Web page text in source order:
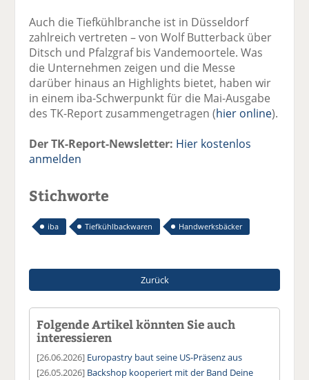
Auch die Tiefkühlbranche ist in Düsseldorf
zahlreich vertreten – von Wolf Butterback über
Ditsch und Pfalzgraf bis Vandemoortele. Was
die Unternehmen zeigen und die Messe
darüber hinaus an Highlights bietet, haben wir
in einem iba-Schwerpunkt für die Mai-Ausgabe
des TK-Report zusammengetragen (hier online).
Der TK-Report-Newsletter: Hier kostenlos
anmelden
Stichworte
iba Tiefkühlbackwaren Handwerksbäcker
Zurück
Folgende Artikel könnten Sie auch
interessieren
[26.06.2026] Europastry baut seine US-Präsenz aus
[26.05.2026] Backshop kooperiert mit der Band Deine